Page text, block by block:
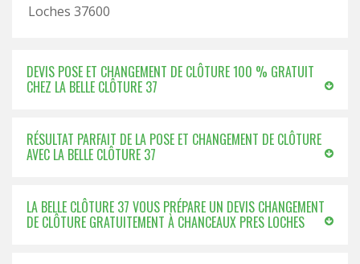
Loches 37600
DEVIS POSE ET CHANGEMENT DE CLÔTURE 100 % GRATUIT
CHEZ LA BELLE CLÔTURE 37
RÉSULTAT PARFAIT DE LA POSE ET CHANGEMENT DE CLÔTURE
AVEC LA BELLE CLÔTURE 37
LA BELLE CLÔTURE 37 VOUS PRÉPARE UN DEVIS CHANGEMENT
DE CLÔTURE GRATUITEMENT À CHANCEAUX PRES LOCHES